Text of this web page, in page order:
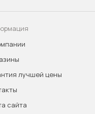
лучшей цены
сайта